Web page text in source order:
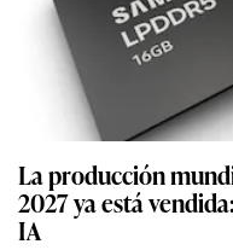
La producción
2027 ya está
IA